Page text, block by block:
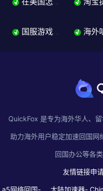
√ √
√ 国服游戏加速器哪个好？海外玩国服不卡指南 √海外听网易云音乐、QQ音乐歌曲变灰怎么办？
QuickFox 是专为海外华人、
助力海外用户稳定加速回国网
回国办公等各
友情链接申
a5网络回国- 大陆加速器-